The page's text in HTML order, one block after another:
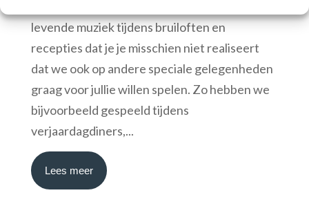
levende muziek tijdens bruiloften en
recepties dat je je misschien niet realiseert
dat we ook op andere speciale gelegenheden
graag voor jullie willen spelen. Zo hebben we
bijvoorbeeld gespeeld tijdens
verjaardagdiners,...
Lees meer